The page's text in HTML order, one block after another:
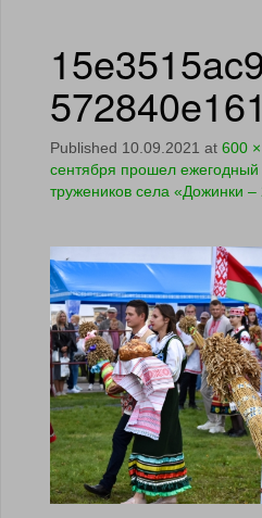
Published 10.09.2021 at 600
сентября прошел
тружеников села «Дожинки –